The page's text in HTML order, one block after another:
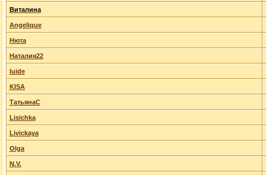
Виталина
Angelique
Нюта
Наталия22
luide
KISA
ТатьянаС
Lisichka
Livickaya
Olga
N.V.